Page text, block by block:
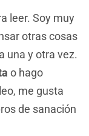
leer. Soy muy
otras cosas
una y otra vez.
o hago
me gusta
de sanación